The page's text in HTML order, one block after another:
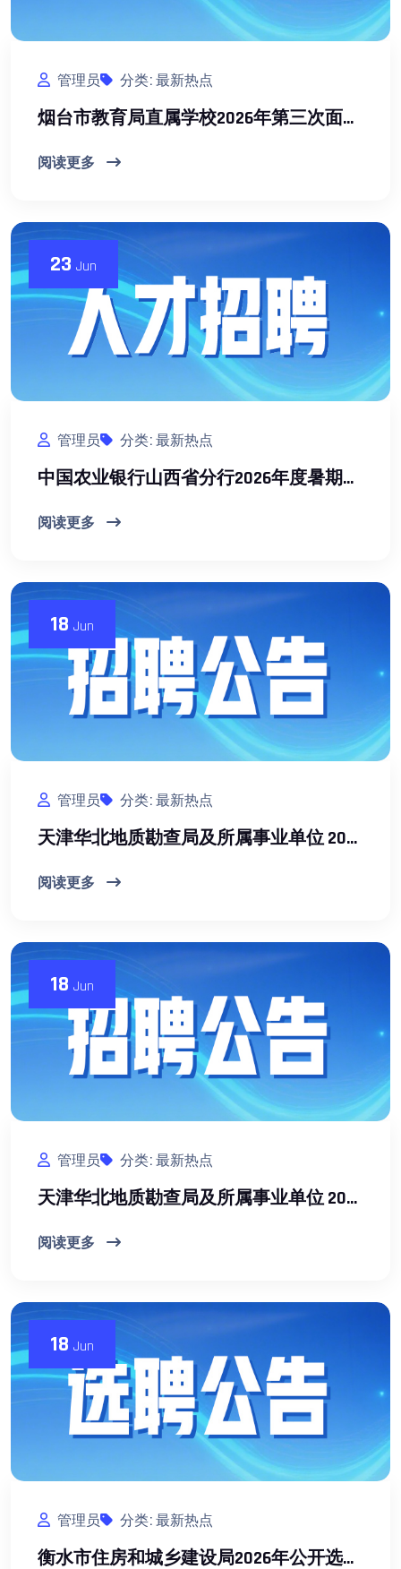
管理员 分类: 最新热点
烟台市教育局直属学校2026年第三次面向社会公开招聘教师公告
阅读更多
23 Jun
管理员 分类: 最新热点
中国农业银行山西省分行2026年度暑期实习生招募公告
阅读更多
18 Jun
管理员 分类: 最新热点
天津华北地质勘查局及所属事业单位 2026年第二批公开招聘高层次人才实施方案
阅读更多
18 Jun
管理员 分类: 最新热点
天津华北地质勘查局及所属事业单位 2026年第二批公开招聘工作人员实施方案
阅读更多
18 Jun
管理员 分类: 最新热点
衡水市住房和城乡建设局2026年公开选聘工作人员公告